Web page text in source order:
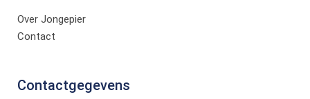
Over Jongepier
Contact
Contactgegevens